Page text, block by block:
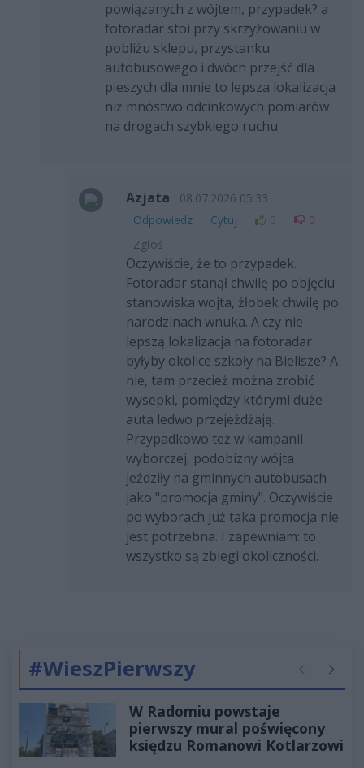
powiązanych z wójtem, przypadek? a
fotoradar stoi przy skrzyżowaniu w
pobliżu sklepu, przystanku
autobusowego i dwóch przejść dla
pieszych dla mnie to lepsza lokalizacja
niż mnóstwo odcinkowych pomiarów
na drogach szybkiego ruchu
Azjata
08.07.2026 05:33
Odpowiedz
Cytuj 0
0
Zgłoś
Oczywiście, że to przypadek.
Fotoradar stanął chwilę po objęciu
stanowiska wojta, żłobek chwilę po
narodzinach wnuka. A czy nie
lepszą lokalizacja na fotoradar
byłyby okolice szkoły na Bielisze? A
nie, tam przecież można zrobić
wysepki, pomiędzy którymi duże
auta ledwo przejeżdżają.
Przypadkowo też w kampanii
wyborczej, podobizny wójta
jeździły na gminnych autobusach
jako "promocja gminy". Oczywiście
po wyborach już taka promocja nie
jest potrzebna. I zapewniam: to
wszystko są zbiegi okoliczności.
#WieszPierwszy Poprzednie
W Radomiu powstaje
pierwszy mural poświęcony
księdzu Romanowi Kotlarzowi